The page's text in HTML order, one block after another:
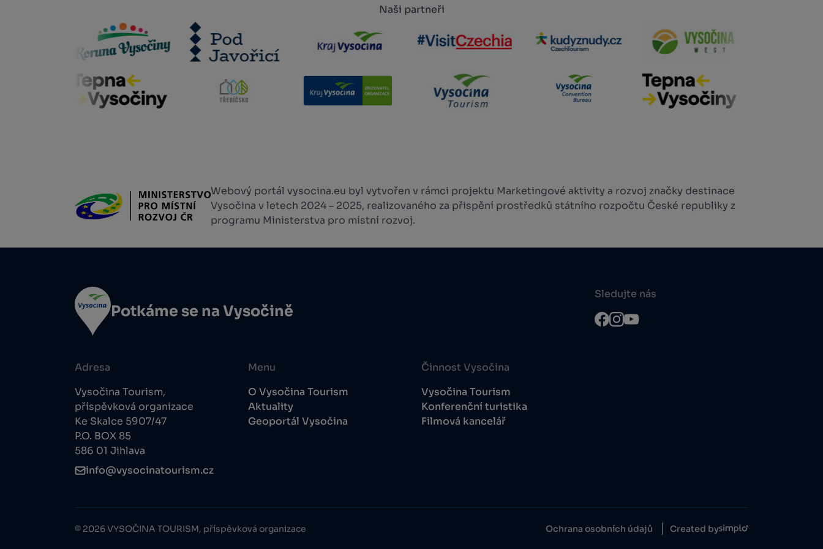
Naši partneři
Webový portál vysocina.eu byl vytvořen v rámci projektu Marketingové aktivity a rozvoj značky destinace
Vysočina v letech 2024 – 2025, realizovaného za přispění prostředků státního rozpočtu České republiky z
programu Ministerstva pro místní rozvoj.
Potkáme se na Vysočině
Adresa
Vysočina Tourism,
příspěvková organizace
Ke Skalce 5907/47
P.O. BOX 85
586 01 Jihlava
info@vysocinatourism.cz
Menu
O Vysočina Tourism
Aktuality
Geoportál Vysočina
Činnost Vysočina
Vysočina Tourism
Konferenční turistika
Filmová kancelář
Sledujte nás
© 2026 VYSOČINA TOURISM, příspěvková organizace Ochrana osobních údajů Created by